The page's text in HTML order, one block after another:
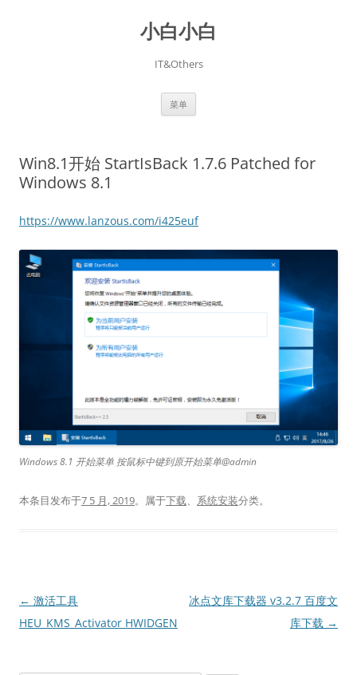
小白小白
IT&Others
菜单
Win8.1开始 StartIsBack 1.7.6 Patched for
Windows 8.1
https://www.lanzous.com/i425euf
Windows 8.1 开始菜单 按鼠标中键到原开始菜单@admin
本条目发布于7 5 月, 2019。属于下载、 系统安装分类。
文
章
← 激活工具
HEU_KMS_Activator HWIDGEN
冰点文库下载器 v3.2.7 百度文
库下载 →